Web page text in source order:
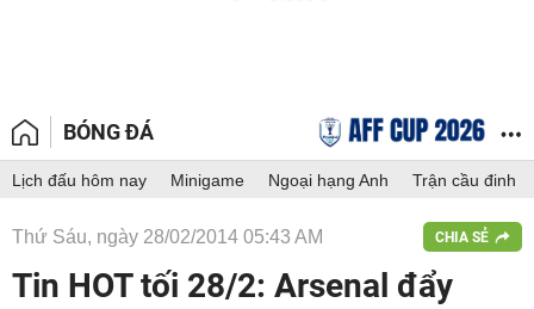
BÓNG ĐÁ
Lịch đấu hôm nay Minigame Ngoại hạng Anh Trận cầu đinh
Thứ Sáu, ngày 28/02/2014 05:43 AM CHIA SẺ
Tin HOT tối 28/2: Arsenal đẩy